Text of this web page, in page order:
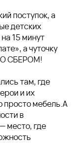
поступок, а
детских
15 минут
а чуточку
СБЕРОМ!
там, где
и их
просто мебель.А
в
место, где